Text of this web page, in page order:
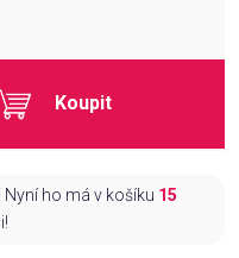
Koupit
Nyní ho má v košíku 15